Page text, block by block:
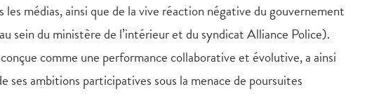
les médias, ainsi que de la vive réaction négative du gouvernement
sein du ministère de l’intérieur et du syndicat Alliance Police).
comme une performance collaborative et évolutive, a ainsi
ses ambitions participatives sous la menace de poursuites